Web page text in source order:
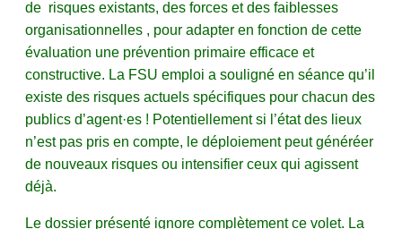
de risques existants, des forces et des faiblesses
organisationnelles , pour adapter en fonction de cette
évaluation une prévention primaire efficace et
constructive. La FSU emploi a souligné en séance qu’il
existe des risques actuels spécifiques pour chacun des
publics d’agent·es ! Potentiellement si l’état des lieux
n’est pas pris en compte, le déploiement peut généréer
de nouveaux risques ou intensifier ceux qui agissent
déjà.
Le dossier présenté ignore complètement ce volet. La